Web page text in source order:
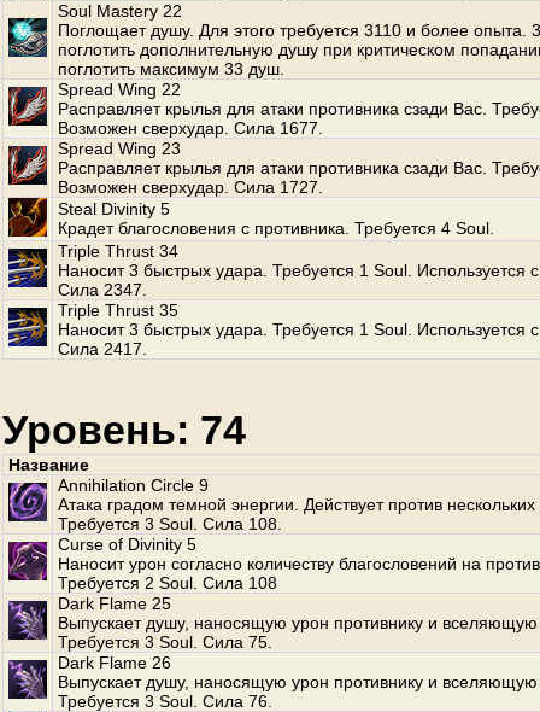
Soul Mastery 22
Поглощает душу. Для этого требуется 3110 и более опыта.
поглотить дополнительную душу при критическом
поглотить максимум 33 душ.
Spread Wing 22
Расправляет крылья для атаки противника сзади Вас.
Возможен сверхудар. Сила 1677.
Spread Wing 23
Расправляет крылья для атаки противника сзади Вас.
Возможен сверхудар. Сила 1727.
Steal Divinity 5
Крадет благословения с противника. Требуется 4 Soul.
Triple Thrust 34
Наносит 3 быстрых удара. Требуется 1 Soul. Используется
Сила 2347.
Triple Thrust 35
Наносит 3 быстрых удара. Требуется 1 Soul. Используется
Сила 2417.
Уровень: 74
Название
Annihilation Circle 9
Атака градом темной энергии. Действует против
Требуется 3 Soul. Сила 108.
Curse of Divinity 5
Наносит урон согласно количеству благословений на
Требуется 2 Soul. Сила 108
Dark Flame 25
Выпускает душу, наносящую урон противнику и вселяющую
Требуется 3 Soul. Сила 75.
Dark Flame 26
Выпускает душу, наносящую урон противнику и вселяющую
Требуется 3 Soul. Сила 76.